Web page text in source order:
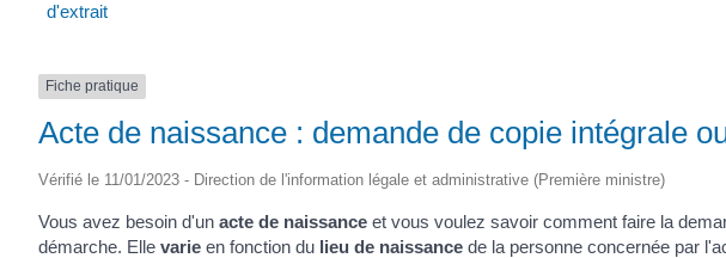
d'extrait
Fiche pratique
Acte de naissance : demande de copie intégrale
Vérifié le 11/01/2023 - Direction de l'information légale et administrative (Première ministre)
Vous avez besoin d'un acte de naissance et vous voulez savoir comment faire la
démarche. Elle varie en fonction du lieu de naissance de la personne concernée par